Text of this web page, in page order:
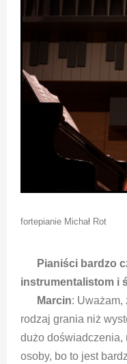
fortepianie Michał Rot
Pianiści bardzo
instrumentalistom i
Marcin: Uważam,
rodzaj grania niż
dużo doświadczenia,
osoby, bo to jest